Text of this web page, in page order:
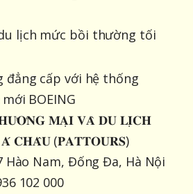
lịch mức bồi thường tối
đẳng cấp với hệ thống
BOEING
𝐌𝐀̣𝐈 𝐕𝐀̀ 𝐃𝐔 𝐋𝐈̣𝐂𝐇
𝐂𝐇𝐀̂𝐔 (𝐏𝐀𝐓𝐓𝐎𝐔𝐑𝐒)
Hào Nam, Đống Đa, Hà Nội
102 000